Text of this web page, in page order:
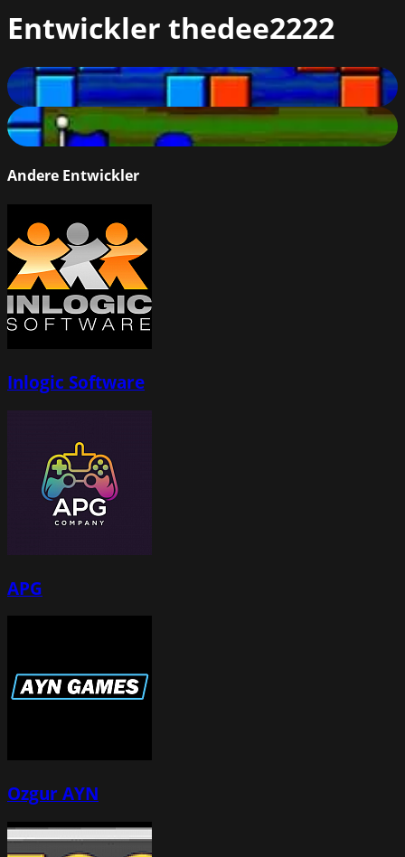
Entwickler thedee2222
Ninja Versus Ninja
76%
Tag the Flag
77%
Andere Entwickler
Inlogic Software
APG
Ozgur AYN